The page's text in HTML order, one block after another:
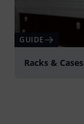
GUIDE
Racks & Cases